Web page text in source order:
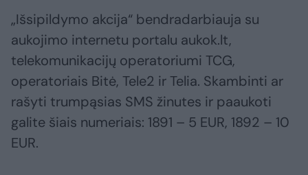
„Išsipildymo akcija“ bendradarbiauja su
aukojimo internetu portalu aukok.lt,
telekomunikacijų operatoriumi TCG,
operatoriais Bitė, Tele2 ir Telia. Skambinti ar
rašyti trumpąsias SMS žinutes ir paaukoti
galite šiais numeriais: 1891 – 5 EUR, 1892 – 10
EUR.